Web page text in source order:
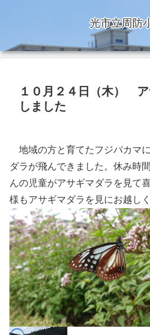
光市立周防
１０月２４日（木）
しました
地域の方と育てたフジバカマ
ダラが飛んできました。休み時
んの児童がアサギマダラを見て
様もアサギマダラを見にお越しく